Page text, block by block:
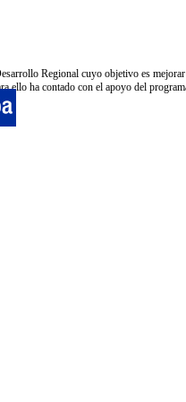
Regional cuyo objetivo es
ello ha contado con el apoyo del